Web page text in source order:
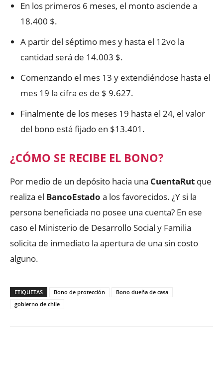
En los primeros 6 meses, el monto asciende a
18.400 $.
A partir del séptimo mes y hasta el 12vo la
cantidad será de 14.003 $.
Comenzando el mes 13 y extendiéndose hasta el
mes 19 la cifra es de $ 9.627.
Finalmente de los meses 19 hasta el 24, el valor
del bono está fijado en $13.401.
¿CÓMO SE RECIBE EL BONO?
Por medio de un depósito hacia una CuentaRut que
realiza el BancoEstado a los favorecidos. ¿Y si la
persona beneficiada no posee una cuenta? En ese
caso el Ministerio de Desarrollo Social y Familia
solicita de inmediato la apertura de una sin costo
alguno.
ETIQUETAS Bono de protección
Bono dueña de casa
gobierno de chile